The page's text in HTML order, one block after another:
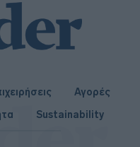
Αγορές
Sustainability